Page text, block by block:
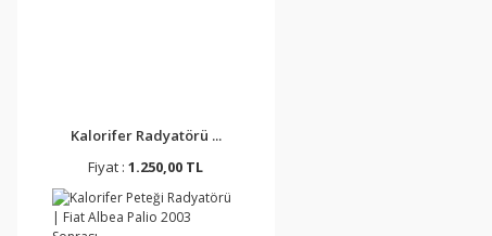
Kalorifer Radyatörü ...
Fiyat :1.250,00 TL